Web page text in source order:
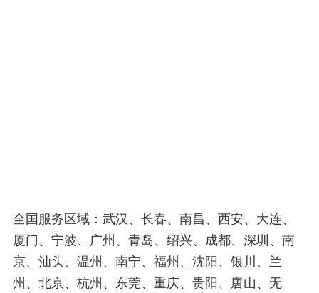
全国服务区域：武汉、长春、南昌、西安、大连、
厦门、宁波、广州、青岛、绍兴、成都、深圳、南
京、汕头、温州、南宁、福州、沈阳、银川、兰
州、北京、杭州、东莞、重庆、贵阳、唐山、无